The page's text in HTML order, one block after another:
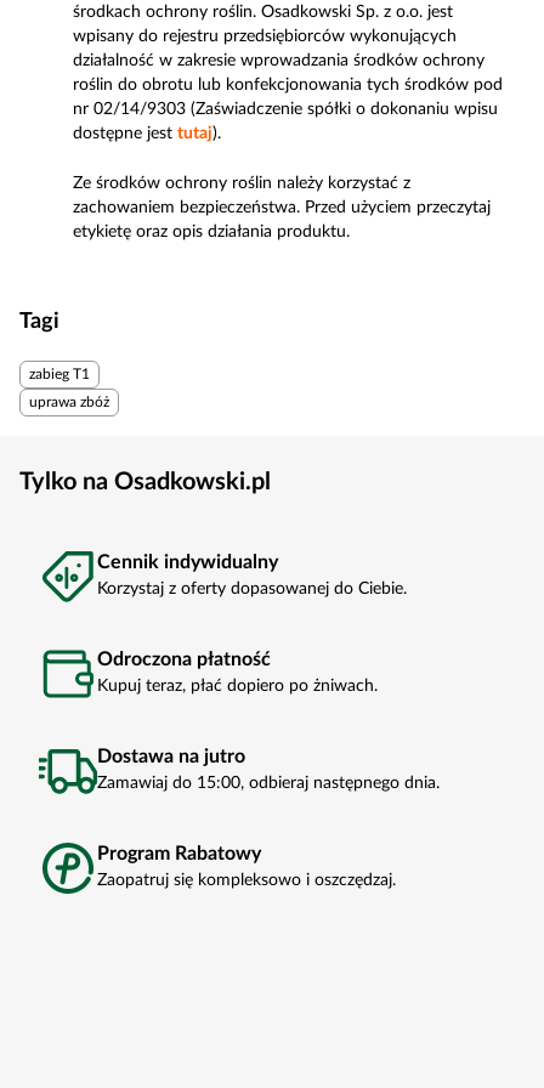
środkach ochrony roślin. Osadkowski Sp. z o.o. jest
wpisany do rejestru przedsiębiorców wykonujących
działalność w zakresie wprowadzania środków ochrony
roślin do obrotu lub konfekcjonowania tych środków pod
nr 02/14/9303 (Zaświadczenie spółki o dokonaniu wpisu
dostępne jest tutaj).
Ze środków ochrony roślin należy korzystać z
zachowaniem bezpieczeństwa. Przed użyciem przeczytaj
etykietę oraz opis działania produktu.
Tagi
zabieg T1
uprawa zbóż
Tylko na Osadkowski.pl
Cennik indywidualny
Korzystaj z oferty dopasowanej do Ciebie.
Odroczona płatność
Kupuj teraz, płać dopiero po żniwach.
Dostawa na jutro
Zamawiaj do 15:00, odbieraj następnego dnia.
Program Rabatowy
Zaopatruj się kompleksowo i oszczędzaj.